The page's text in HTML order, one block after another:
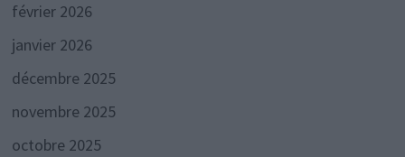
février 2026
janvier 2026
décembre 2025
novembre 2025
octobre 2025